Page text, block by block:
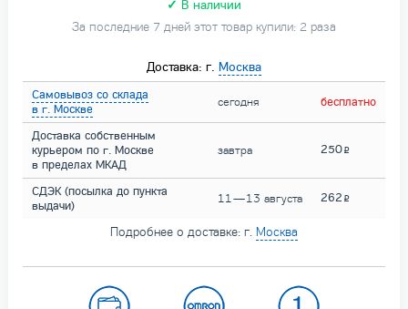
✓ В наличии
За последние 7 дней этот товар купили: 2 раза
Доставка: г. Москва
Самовывоз со склада
в г. Москве
сегодня бесплатно
Доставка собственным
курьером по г. Москве
в пределах МКАД
завтра 250
СДЭК (посылка до пункта
выдачи)
11 — 13 августа 262
Подробнее о доставке: г. Москва